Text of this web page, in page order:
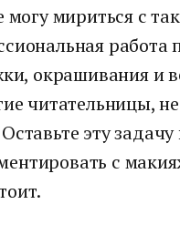
мириться с
работа
окрашивания и
читательницы, не
эту
с